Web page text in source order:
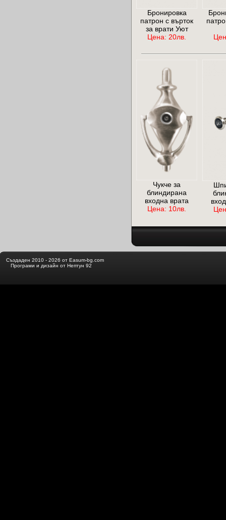
Бронировка
патрон с върток
за врати Уют
Цена: 20лв.
Чукче за
блиндирана
входна врата
Цена: 10лв.
Създаден 2010 - 2026 от Easum-bg.com
Програми и дизайн от Нептун 92